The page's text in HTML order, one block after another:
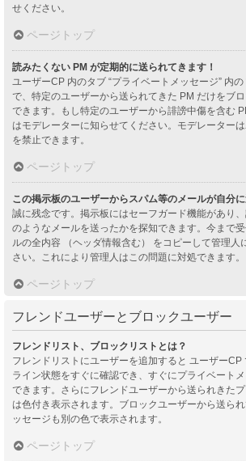
せください。
ページトップ
読みたくない PM が定期的に送られてきます！
ユーザーCP 内のタブ “プライベートメッセージ” 内の
で、特定のユーザーから送られてきた PM だけをブ
できます。もし特定のユーザーから誹謗中傷を含む
はモデレーターに知らせてください。モデレーター
を禁止できます。
ページトップ
この掲示板のユーザーからスパム等のメールが自分
誠に残念です。掲示板にはセーフガード機能があり
のようなメールを送ったかを探知できます。今まで
ルの全内容 （ヘッダ情報含む） をコピーして管理人
さい。これにより管理人はこの問題に対処できます。
ページトップ
フレンドユーザーとブロックユーザー
フレンドリスト、ブロックリストとは？
フレンドリストにユーザーを追加すると ユーザーCP
ライン状態をすぐに確認でき、すぐにプライベート
できます。さらにフレンドユーザーから送られきた
は色付き表示されます。ブロックユーザーから送ら
ッセージも別の色で表示されます。
ページトップ